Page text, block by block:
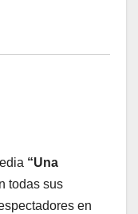
“Una
todas sus
en